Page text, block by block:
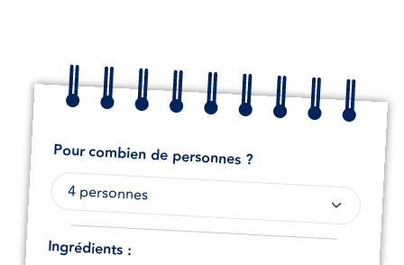
Pour combien de personnes ?
Ingrédients :